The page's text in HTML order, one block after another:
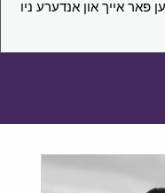
פאר אייך און אנדערע ניו